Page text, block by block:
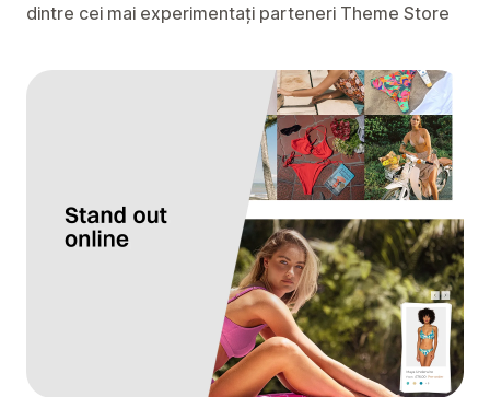
dintre cei mai experimentați parteneri Theme Store